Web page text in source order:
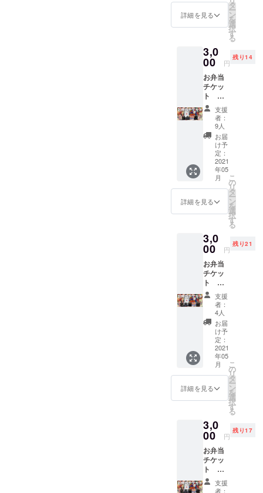
公演】
の定点
映像」
リター
QRコー
ドから
限定公
開URL
にアク
セスす
ると、
【札
幌 昼
公演】
の定点
映像を
ご視聴
いただ
けま
す！ ※
ご視聴
リター
ンのお
届けか
ら24時
間限定
となり
ます。
※映像の
共有に
は
YouTub
eを使用
しま
す。予
め、再
生可能
なス
末と
ネット
環境を
ご準備
くださ
い。 ※
定点映
ン上で
のデー
タお渡
りま
す。
※SNS
等、外
部への
公開は
禁止と
させて
いただ
きま
す。 リ
ターン
「【札
幌 夜
公演】
の定点
映像」
リター
QRコー
ドから
限定公
開URL
にアク
セスす
ると、
【札
幌 夜
公演】
の定点
映像を
ご視聴
いただ
けま
す！ ※
ご視聴
リター
ンのお
届けか
ら24時
間限定
となり
ます。
※映像の
そし
て、色
紙に付
るQR
コード
を読み
込んで
いただ
くと、
リター
ン③の
映像が
ご覧い
ただけ
ます。
※色紙実
物では
なくオ
ンライ
ン上で
のデー
タお渡
りま
す。
※SNS
等、外
部への
公開は
禁止と
させて
いただ
きま
す。 リ
ターン
「【福
岡 昼
公演】
の定点
映像」
リター
QRコー
ドから
限定公
開URL
にアク
セスす
ると、
【福
紙」 メ
ンバー
サイン
と、そ
れぞれ
が思う
THANK
YOU
TOUR
の見ど
ころを
書い
て、デ
ジタル
色紙と
してお
送りし
ます！
そし
て、色
紙に付
るQR
コード
を読み
込んで
いただ
くと、
リター
ン③の
映像が
ご覧い
ただけ
ます。
※色紙実
物では
なくオ
ンライ
ン上で
のデー
タお渡
りま
す。
※SNS
等、外
部への
公開は
禁止と
させて
時の備
考欄
に、 "メ
に呼ん
でほし
いあな
たのお
名前"を
カタカ
ナでご
明記く
ださ
い。 リ
ターン
② 「QR
コード
入りの
デジタ
紙」 メ
ンバー
サイン
と、そ
れぞれ
が思う
THANK
YOU
TOUR
の見ど
ころを
書い
て、デ
ジタル
色紙と
してお
送りし
ます！
そし
て、色
紙に付
るQR
コード
を読み
込んで
いただ
くと、
リター
ン③の
い。 リ
ターン
うビデ
オメッ
セー
ジ」 メ
ンバー
からあ
なただ
けに向
けた あ
りがと
うビデ
オメッ
セージ
が届き
ます！
時の備
考欄
に、 "メ
に呼ん
でほし
いあな
たのお
名前"を
カタカ
ナでご
明記く
ださ
い。 リ
ターン
② 「QR
コード
入りの
デジタ
紙」 メ
ンバー
サイン
と、そ
れぞれ
が思う
THANK
YOU
TOUR
の見ど
「あり
がと
さい。
こちら
は【大
阪 昼
公演】
のリ
ターン
です。
支援し
たい公
演に
よって
リター
ンをお
選びく
い。 リ
ターン
うビデ
オメッ
セー
ジ」 メ
ンバー
からあ
なただ
けに向
けた あ
りがと
うビデ
オメッ
セージ
が届き
ます！
時の備
考欄
に、 "メ
に呼ん
でほし
いあな
たのお
名前"を
カタカ
ナでご
して、
あなた
YOU
TOUR
2021を
東京
FINAL
公演ま
で走ら
せま
す！ 今
回は会
場に来
られな
いあな
たに
も、
「あり
がと
さい。
こちら
は【大
阪 夜
公演】
のリ
ターン
です。
支援し
たい公
演に
よって
リター
ンをお
選びく
い。 リ
ターン
うビデ
オメッ
セー
ジ」 メ
ンバー
からあ
なただ
の お弁
当を支
援して
くださ
！ (こう
して文
にする
と恐縮
ですが
本当に
ありが
とうご
ざいま
す。。
ケット
ではな
くお弁
当代と
して、
あなた
YOU
TOUR
2021を
東京
FINAL
公演ま
で走ら
せま
す！ 今
回は会
場に来
られな
いあな
たに
も、
「あり
がと
さい。
こちら
は【仙
台 昼
公演】
のリ
ターン
詳細を見る
タ
ー
ン
を
選
択
す
る
3,0
00 円
残り14
お弁当
チケッ
ト
【仙
台 夜
公演】
3,000円
GANMI
メン
バーと
スタッ
フさん
の お弁
当を支
援して
くださ
！ (こう
して文
にする
と恐縮
ですが
本当に
ありが
とうご
ざいま
す。。
ケット
ではな
くお弁
当代と
して、
あなた
YOU
TOUR
2021を
東京
FINAL
公演ま
で走ら
せま
支援
者：
9人
お届
け予
定：
2021
年05
月
詳細を見る
こ
の
リ
タ
ー
ン
を
選
択
す
る
3,0
00 円
残り21
お弁当
チケッ
ト
【名古
屋 昼
公演】
3,000円
GANMI
メン
バーと
スタッ
フさん
の お弁
当を支
援して
くださ
！ (こう
して文
にする
と恐縮
ですが
本当に
ありが
とうご
支援
者：
4人
お届
け予
定：
2021
年05
月
詳細を見る
こ
の
リ
タ
ー
ン
を
選
択
す
る
3,0
00 円
残り17
お弁当
チケッ
ト
【名古
屋 夜
支援
者：